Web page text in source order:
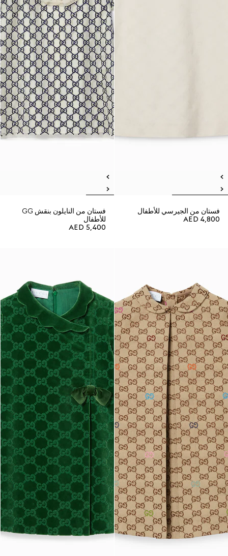
فستان من الجيرسي للأطفال
AED 4,800
فستان من النايلون بنقش GG
للأطفال
AED 5,400